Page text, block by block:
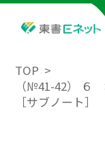
TOP
（№41-42） ６
［サブノート］